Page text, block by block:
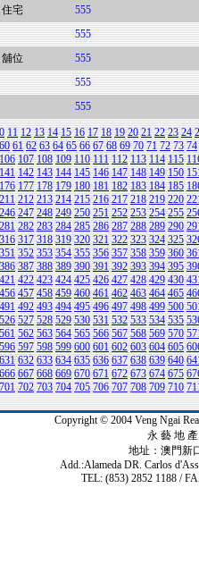
住宅
555
555
舖位
555
555
555
11 12 13 14 15 16 17 18 19 20 21 22 23 24
60 61 62 63 64 65 66 67 68 69 70 71 72 73 74
106 107 108 109 110 111 112 113 114 115
141 142 143 144 145 146 147 148 149 150
176 177 178 179 180 181 182 183 184 185
211 212 213 214 215 216 217 218 219 220
246 247 248 249 250 251 252 253 254 255
281 282 283 284 285 286 287 288 289 290
316 317 318 319 320 321 322 323 324 325
351 352 353 354 355 356 357 358 359 360
386 387 388 389 390 391 392 393 394 395
421 422 423 424 425 426 427 428 429 430
456 457 458 459 460 461 462 463 464 465
491 492 493 494 495 496 497 498 499 500
526 527 528 529 530 531 532 533 534 535
561 562 563 564 565 566 567 568 569 570
596 597 598 599 600 601 602 603 604 605
631 632 633 634 635 636 637 638 639 640
666 667 668 669 670 671 672 673 674 675
701 702 703 704 705 706 707 708 709 710
Copyright © 2004 Veng Ngai
永 藝 地
地址：澳門新
Add.:Alameda DR. Carlos
TEL: (853) 2852 1188 /